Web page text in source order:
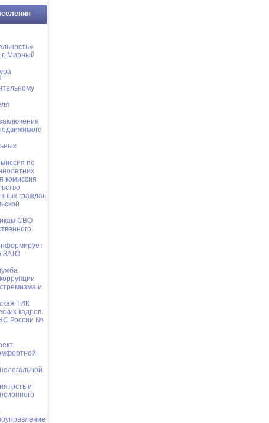
г. Мирный
по
комиссия
граждан
СВО
ЗАТО
и
ТИК
кадров
России №
и